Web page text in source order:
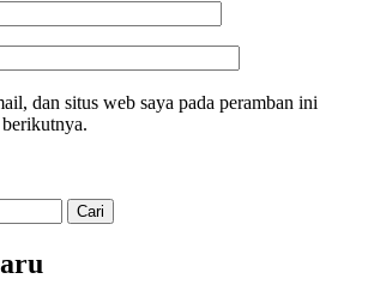
dan situs web saya pada peramban ini